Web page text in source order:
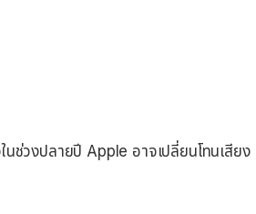
นช่วงปลายปี Apple อาจเปลี่ยนโทนเสียง